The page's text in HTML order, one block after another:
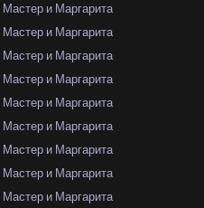
и Маргарита
и Маргарита
и Маргарита
и Маргарита
и Маргарита
и Маргарита
и Маргарита
и Маргарита
и Маргарита